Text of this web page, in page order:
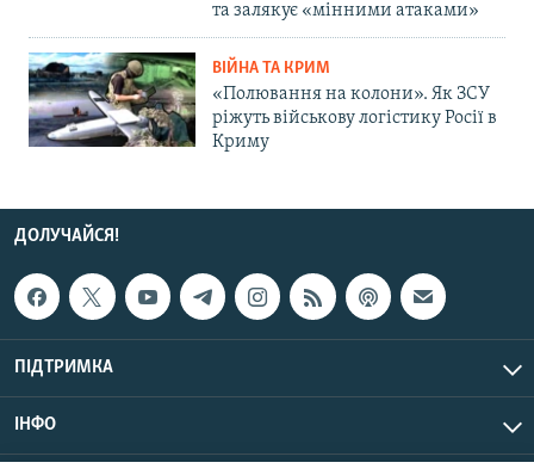
та залякує «мінними атаками»
ВІЙНА ТА КРИМ
«Полювання на колони». Як ЗСУ
ріжуть військову логістику Росії в
Криму
ДОЛУЧАЙСЯ!
ПІДТРИМКА
ІНФО